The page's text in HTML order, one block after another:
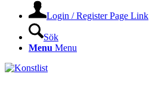
Login / Register Page Link
Sök
Menu Menu